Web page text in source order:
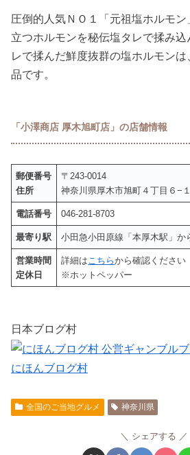
圧倒的人気ＮＯ１「元祖塩ホルモ
立つホルモンを秘伝塩タレで揉み込
レで揉んだ鮮度抜群の塩ホルモンは
品です。
「小澤商店 厚木旭町店」の店舗情報
郵便番号
住所
〒243-0014
神奈川県厚木市旭町４丁目６−
電話番号 046-281-8703
最寄り駅 小田急小田原線「本厚木駅」か
営業時間
定休日
詳細はこちらから確認ください
※ホットペッパー
日本ブログ村
にほんブログ村
全国のご当地グルメ 神奈川県
シェアする